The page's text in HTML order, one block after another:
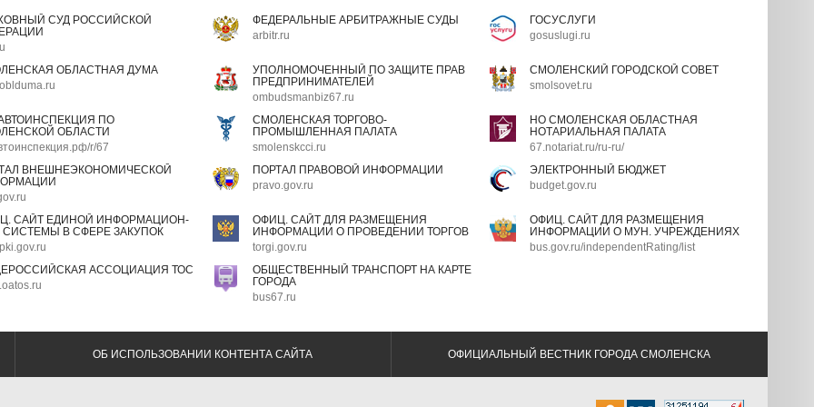
СУД РОССИЙСКОЙ
ФЕДЕРАЛЬНЫЕ АРБИТРАЖНЫЕ СУДЫ
arbitr.ru
ГОСУСЛУГИ
gosuslugi.ru
ОБЛАСТНАЯ ДУМА
УПОЛНОМОЧЕННЫЙ ПО ЗАЩИТЕ ПРАВ
ПРЕДПРИНИМАТЕЛЕЙ
ombudsmanbiz67.ru
СМОЛЕНСКИЙ ГОРОДСКОЙ СОВЕТ
smolsovet.ru
ПО
ОБЛАСТИ
r/67
СМОЛЕНСКАЯ ТОРГОВО-
ПРОМЫШЛЕННАЯ ПАЛАТА
smolenskcci.ru
НО СМОЛЕНСКАЯ ОБЛАСТНАЯ
НОТАРИАЛЬНАЯ ПАЛАТА
67.notariat.ru/ru-ru/
ВНЕШНЕЭКОНОМИЧЕСКОЙ
ПОРТАЛ ПРАВОВОЙ ИНФОРМАЦИИ
pravo.gov.ru
ЭЛЕКТРОННЫЙ БЮДЖЕТ
budget.gov.ru
САЙТ ЕДИНОЙ ИНФОРМАЦИОН-
СИСТЕМЫ В СФЕРЕ ЗАКУПОК
ОФИЦ. САЙТ ДЛЯ РАЗМЕЩЕНИЯ
ИНФОРМАЦИИ О ПРОВЕДЕНИИ ТОРГОВ
torgi.gov.ru
ОФИЦ. САЙТ ДЛЯ РАЗМЕЩЕНИЯ
ИНФОРМАЦИИ О МУН. УЧРЕЖДЕНИЯХ
bus.gov.ru/independentRating/list
АССОЦИАЦИЯ ТОС
ОБЩЕСТВЕННЫЙ ТРАНСПОРТ НА КАРТЕ
ГОРОДА
bus67.ru
ОБ ИСПОЛЬЗОВАНИИ КОНТЕНТА САЙТА ОФИЦИАЛЬНЫЙ ВЕСТНИК ГОРОДА СМОЛЕНСКА